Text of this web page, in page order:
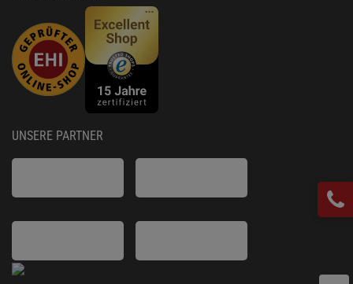
UNSERE PARTNER